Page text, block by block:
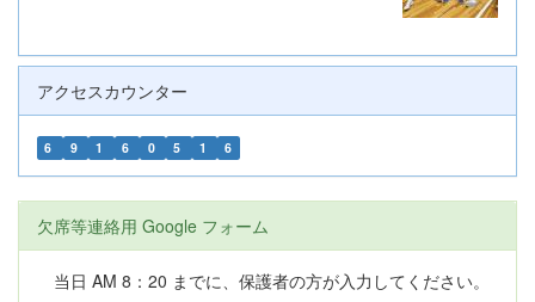
き、 関東ブロック代表として第80回国民
スポーツ大会（本大会）に出場を決めまし
た。 第80回国民スポーツ大会（本大会）
マエダアリーナ、野辺地高校体育館他にて行
われます。 引き続き温かいご声援をよろし
くお願いします。
アクセスカウンター
6 9 1 6 0 5 1 6
欠席等連絡用 Google フォーム
当日 AM 8：20 までに、保護者の方が入力してください。